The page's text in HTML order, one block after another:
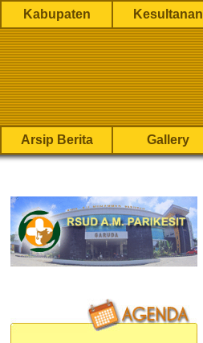
Kabupaten Kesultanan
Arsip Berita Gallery